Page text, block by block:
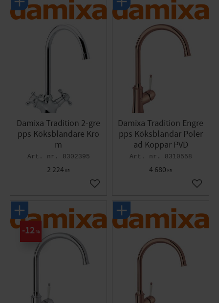
Damixa Tradition 2-gre
pps Köksblandare Kro
m
8302395
2 224 KR
Lägg till i favoriter
Damixa Tradition Engre
pps Köksblandar Poler
ad Koppar PVD
8310558
4 680 KR
Lägg
12 %